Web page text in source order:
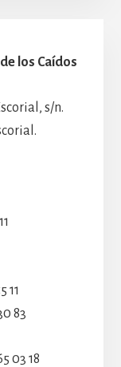
los Caídos
s/n.
11
83
03 18